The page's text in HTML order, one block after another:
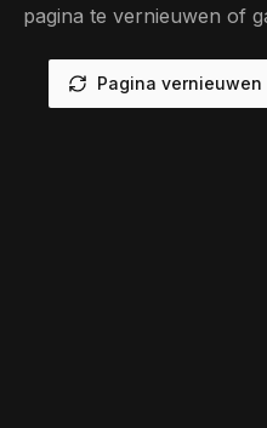
pagina te vernieuwen of
Pagina vernieuwen